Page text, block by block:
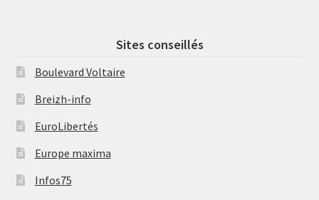
Sites conseillés
Boulevard Voltaire
Breizh-info
EuroLibertés
Europe maxima
Infos75